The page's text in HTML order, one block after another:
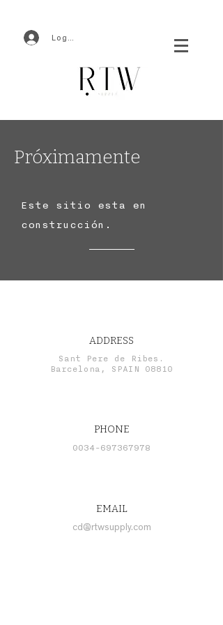
Log In
Próximamente
Este sitio esta en
construcción.
ADDRESS
Sant Pere de Ribes.
Barcelona, SPAIN 08810
PHONE
0034-697367978
EMAIL
cd@rtwsupply.com